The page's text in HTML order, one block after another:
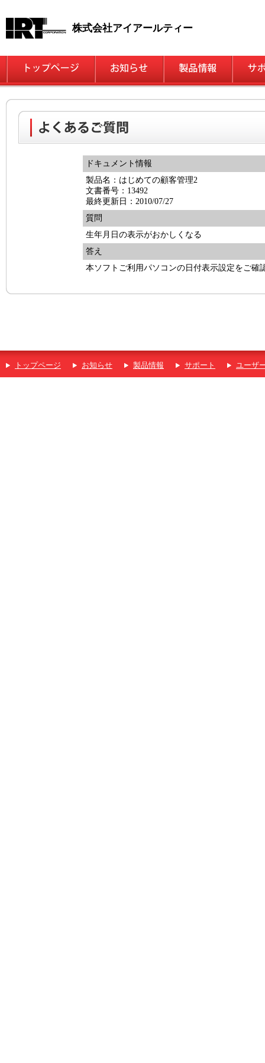
株式会社アイアールティー
ドキュメント情報
製品名：はじめての顧客管理2
文書番号：13492
最終更新日：2010/07/27
質問
生年月日の表示がおかしくなる
答え
本ソフトご利用パソコンの日付表示設定をご確
トップページ お知らせ 製品情報 サポート ユーザ